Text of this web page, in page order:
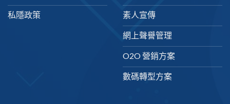
私隱政策 素人宣傳
網上聲譽管理
O2O 營銷方案
數碼轉型方案